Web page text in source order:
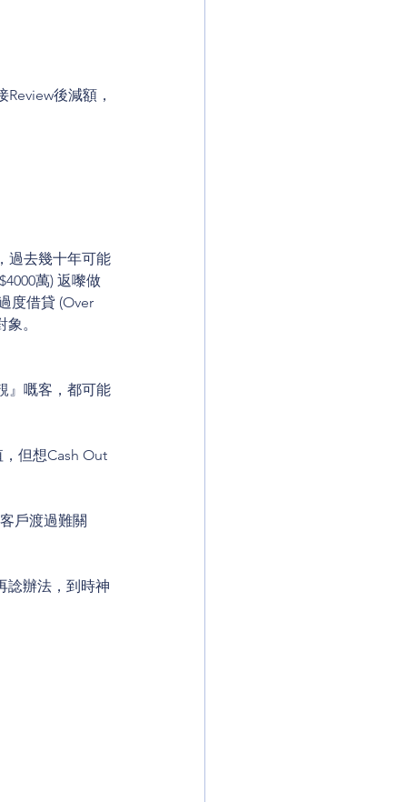
後減額，
過去幾十年可能
萬) 返嚟做
度借貸 (Over
。
』嘅客，都可能
但想Cash Out
戶渡過難關
諗辦法，到時神